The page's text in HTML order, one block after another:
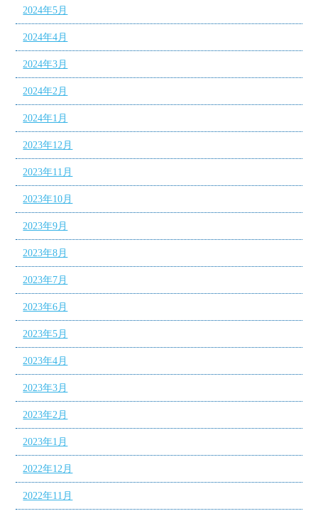
2024年5月
2024年4月
2024年3月
2024年2月
2024年1月
2023年12月
2023年11月
2023年10月
2023年9月
2023年8月
2023年7月
2023年6月
2023年5月
2023年4月
2023年3月
2023年2月
2023年1月
2022年12月
2022年11月